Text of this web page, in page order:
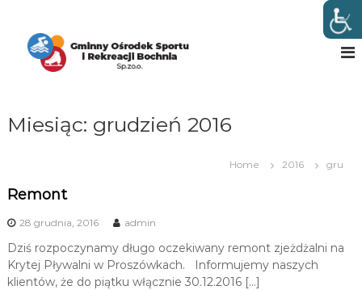
y
k
S
Miesiąc: grudzień 2016
Home 2016 gru
Remont
28 grudnia, 2016 admin
Dziś rozpoczynamy długo oczekiwany remont zjeżdżalni na
Krytej Pływalni w Proszówkach. Informujemy naszych
klientów, że do piątku włącznie 30.12.2016 […]